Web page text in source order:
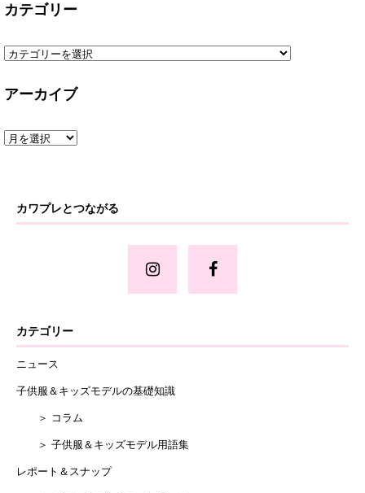
カテゴリー
アーカイブ
カワプレとつながる
カテゴリー
ニュース
子供服＆キッズモデルの基礎知識
＞ コラム
＞ 子供服＆キッズモデル用語集
レポート＆スナップ